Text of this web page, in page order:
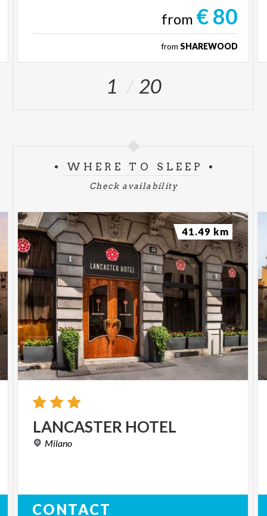
from € 80
from SHAREWOOD
1 20
WHERE TO SLEEP
Check availability
LANCASTER HOTEL
Milano
CONTACT
41.49 km